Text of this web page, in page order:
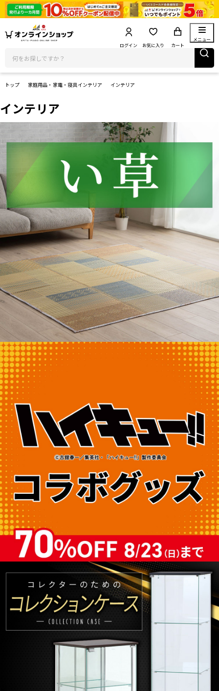
ログイン お気に入り カート
メニュー
トップ 家庭用品・家電・寝具インテリア インテリア
インテリア